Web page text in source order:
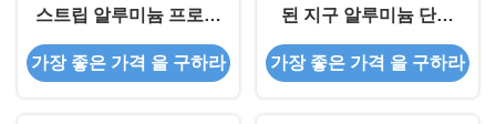
스트립 알루미늄 프로파
일 T8 프로스트
10×10mm
가장 좋은 가격 을 구하라
된 지구 알루미늄 단면
도 17*9mm는 PC 덮개
를 가진 선형 점화를 지
가장 좋은 가격 을 구하라